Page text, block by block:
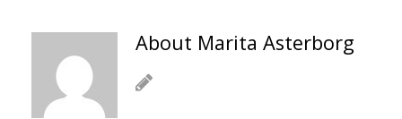
About Marita Asterborg